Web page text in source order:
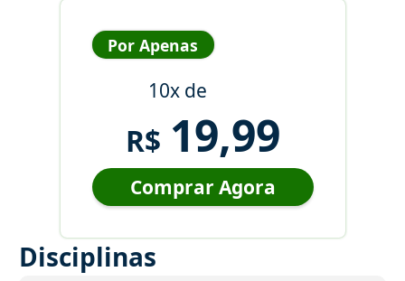
Por Apenas
10x de
R$ 19,99
Comprar Agora
Disciplinas